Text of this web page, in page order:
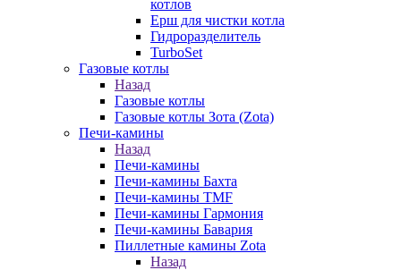
котлов
Ерш для чистки котла
Гидроразделитель
TurboSet
Газовые котлы
Назад
Газовые котлы
Газовые котлы Зота (Zota)
Печи-камины
Назад
Печи-камины
Печи-камины Бахта
Печи-камины TMF
Печи-камины Гармония
Печи-камины Бавария
Пиллетные камины Zota
Назад